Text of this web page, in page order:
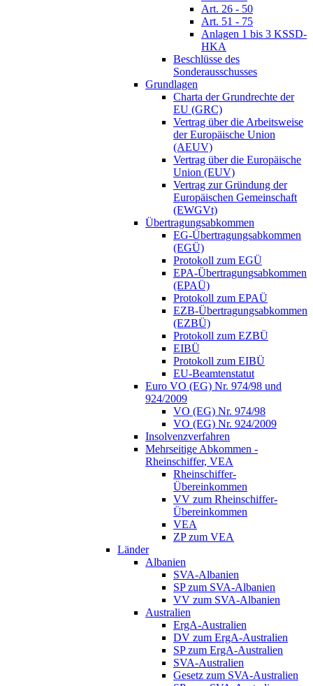
Art. 26 - 50
Art. 51 - 75
Anlagen 1 bis 3 KSSD-
HKA
Beschlüsse des
Sonderausschusses
Grundlagen
Charta der Grundrechte der
EU (GRC)
Vertrag über die Arbeitsweise
der Europäische Union
(AEUV)
Vertrag über die Europäische
Union (EUV)
Vertrag zur Gründung der
Europäischen Gemeinschaft
(EWGVt)
Übertragungsabkommen
EG-Übertragungsabkommen
(EGÜ)
Protokoll zum EGÜ
EPA-Übertragungsabkommen
(EPAÜ)
Protokoll zum EPAÜ
EZB-Übertragungsabkommen
(EZBÜ)
Protokoll zum EZBÜ
EIBÜ
Protokoll zum EIBÜ
EU-Beamtenstatut
Euro VO (EG) Nr. 974/98 und
924/2009
VO (EG) Nr. 974/98
VO (EG) Nr. 924/2009
Insolvenzverfahren
Mehrseitige Abkommen -
Rheinschiffer, VEA
Rheinschiffer-
Übereinkommen
VV zum Rheinschiffer-
Übereinkommen
VEA
ZP zum VEA
Länder
Albanien
SVA-Albanien
SP zum SVA-Albanien
VV zum SVA-Albanien
Australien
ErgA-Australien
DV zum ErgA-Australien
SP zum ErgA-Australien
SVA-Australien
Gesetz zum SVA-Australien